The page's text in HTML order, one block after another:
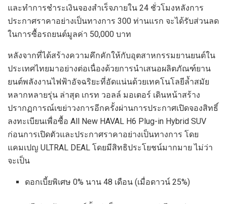
และทำการชำระเงินจองสำเร็จภายใน 24 ชั่วโมงหลังการ
ประกาศราคาอย่างเป็นทางการ 300 ท่านแรก จะได้รับส่วนลด
ในการซื้อรถยนต์มูลค่า 50,000 บาท
หลังจากที่ได้สร้างความคึกคักให้กับอุตสาหกรรมยานยนต์ใน
ประเทศไทยมาอย่างต่อเนื่องด้วยการนำเสนอผลิตภัณฑ์ยาน
ยนต์พลังงานไฟฟ้าอัจฉริยะที่อัดแน่นด้วยเทคโนโลยีล้ำสมัย
หลากหลายรุ่น ล่าสุด เกรท วอลล์ มอเตอร์ เดินหน้าสร้าง
ปรากฏการณ์เขย่าวงการอีกครั้งผ่านการประกาศเปิดจองสิทธิ์
ลงทะเบียนเพื่อซื้อ All New HAVAL H6 Plug-in Hybrid SUV
ก่อนการเปิดตัวและประกาศราคาอย่างเป็นทางการ โดย
แคมเปญ ULTRAL DEAL โดยมีสิทธิประโยชน์มากมาย ไม่ว่า
จะเป็น
ดอกเบี้ยพิเศษ 0% นาน 48 เดือน (เมื่อดาวน์ 25%)